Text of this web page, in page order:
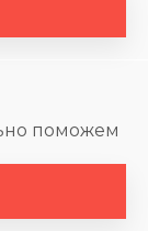
поможем